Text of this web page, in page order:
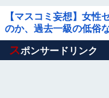
【マスコミ妄想】女性
のか、過去一級の低俗
てしまう 想像の10倍
Powered by livedoor 相互
スポンサードリンク